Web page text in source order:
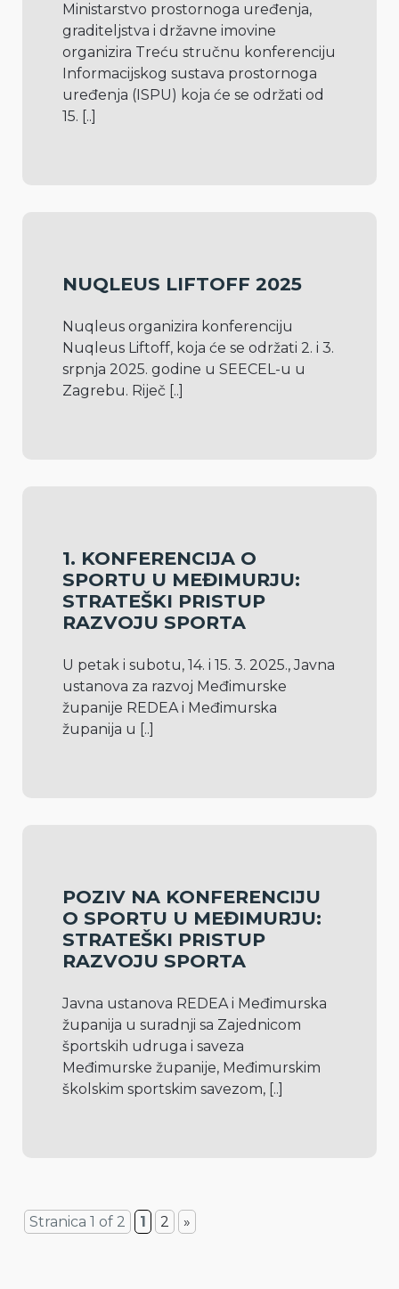
Ministarstvo prostornoga uređenja,
graditeljstva i državne imovine
organizira Treću stručnu konferenciju
Informacijskog sustava prostornoga
uređenja (ISPU) koja će se održati od
15. [..]
NUQLEUS LIFTOFF 2025
Nuqleus organizira konferenciju
Nuqleus Liftoff, koja će se održati 2. i 3.
srpnja 2025. godine u SEECEL-u u
Zagrebu. Riječ [..]
1. KONFERENCIJA O
SPORTU U MEĐIMURJU:
STRATEŠKI PRISTUP
RAZVOJU SPORTA
U petak i subotu, 14. i 15. 3. 2025., Javna
ustanova za razvoj Međimurske
županije REDEA i Međimurska
županija u [..]
POZIV NA KONFERENCIJU
O SPORTU U MEĐIMURJU:
STRATEŠKI PRISTUP
RAZVOJU SPORTA
Javna ustanova REDEA i Međimurska
županija u suradnji sa Zajednicom
športskih udruga i saveza
Međimurske županije, Međimurskim
školskim sportskim savezom, [..]
Stranica 1 of 2 1 2 »